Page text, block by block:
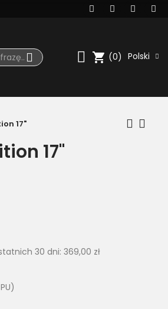
shopping_cart (0) Polski
17"
17"
30 dni: 369,00 zł